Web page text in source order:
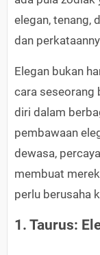
elegan, tenang,
dan
Elegan bukan
cara seseorang
diri dalam
pembawaan
dewasa,
membuat
perlu berusaha
1. Taurus: